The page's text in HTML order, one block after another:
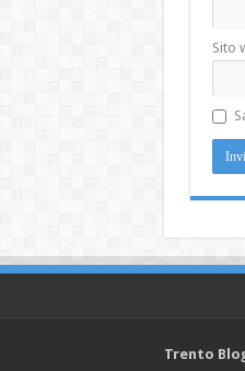
Sito
Trento